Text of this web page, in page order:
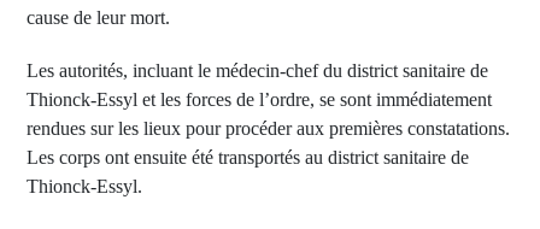
cause de leur mort.
Les autorités, incluant le médecin-chef du district sanitaire de
Thionck-Essyl et les forces de l’ordre, se sont immédiatement
rendues sur les lieux pour procéder aux premières constatations.
Les corps ont ensuite été transportés au district sanitaire de
Thionck-Essyl.